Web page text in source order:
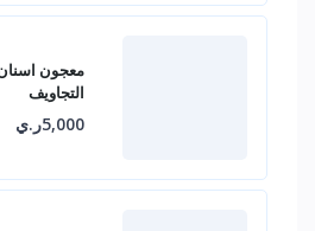
معجون اسنان
التجاويف
5,000ر.ي